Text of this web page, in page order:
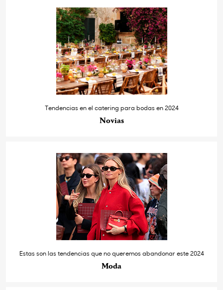
Tendencias en el catering para bodas en 2024
Novias
Estas son las tendencias que no queremos abandonar este 2024
Moda